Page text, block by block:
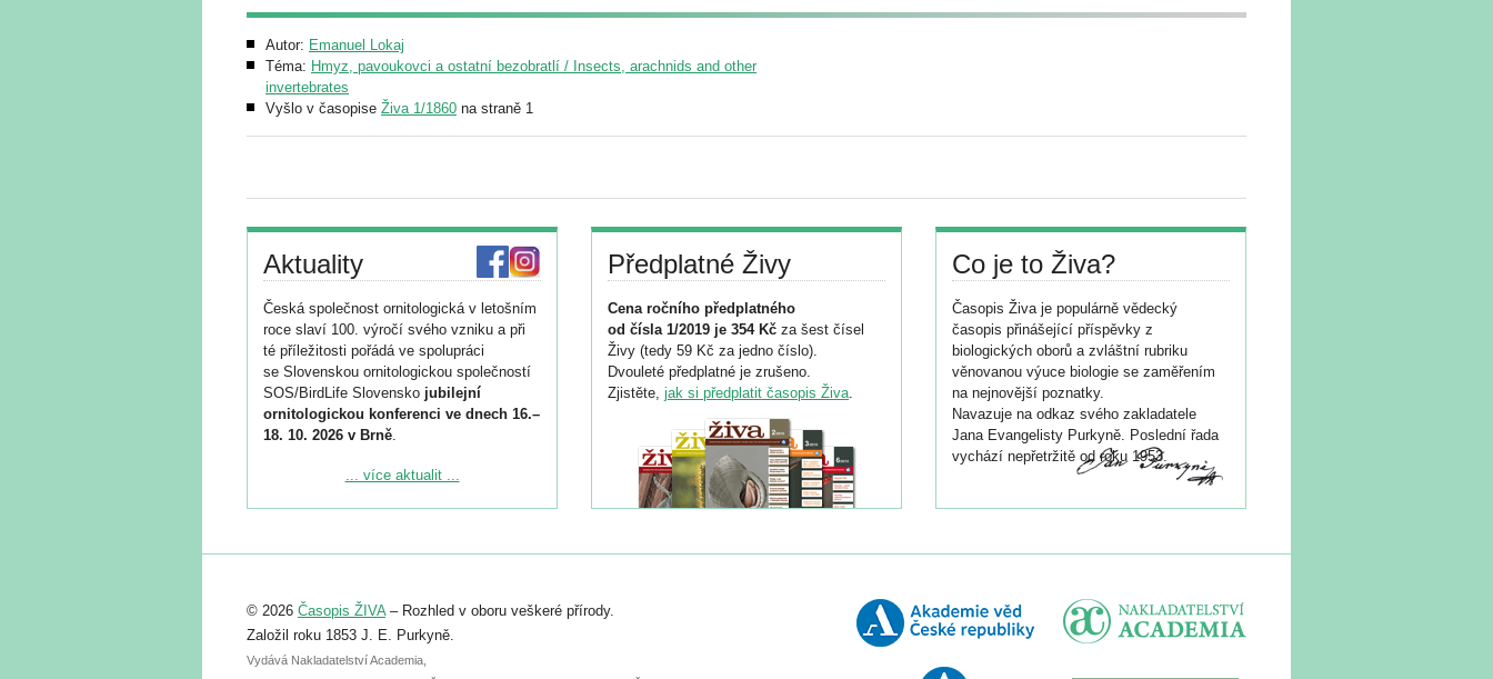
Autor: Emanuel Lokaj
Téma: Hmyz, pavoukovci a ostatní bezobratlí / Insects, arachnids and other
invertebrates
Vyšlo v časopise Živa 1/1860 na straně 1
Aktuality
Česká společnost ornitologická v letošním
roce slaví 100. výročí svého vzniku a při
té příležitosti pořádá ve spolupráci
se Slovenskou ornitologickou společností
SOS/BirdLife Slovensko jubilejní
ornitologickou konferenci ve dnech 16.–
18. 10. 2026 v Brně.
Podrobnější informace ke konferenci
Registrovat se můžete do 6. září.
abstraktu přihlášené přednášky nebo
posteru je už 30. června.
... více aktualit ...
Předplatné Živy
Cena ročního předplatného
od čísla 1/2019 je 354 Kč za šest čísel
Živy (tedy 59 Kč za jedno číslo).
Dvouleté předplatné je zrušeno.
Zjistěte, jak si předplatit časopis Živa.
Co je to Živa?
Časopis Živa je populárně vědecký
časopis přinášející příspěvky z
biologických oborů a zvláštní rubriku
věnovanou výuce biologie se zaměřením
na nejnovější poznatky.
Navazuje na odkaz svého zakladatele
Jana Evangelisty Purkyně. Poslední řada
vychází nepřetržitě od roku 1953.
© 2026 Časopis ŽIVA– Rozhled v oboru veškeré přírody.
Založil roku 1853 J. E. Purkyně.
Vydává Nakladatelství Academia,